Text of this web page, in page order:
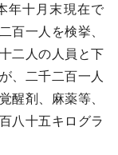
年十月末現在で
百一人を検挙、
二人の人員と下
、二千二百一人
醒剤、麻薬等、
八十五キログラ